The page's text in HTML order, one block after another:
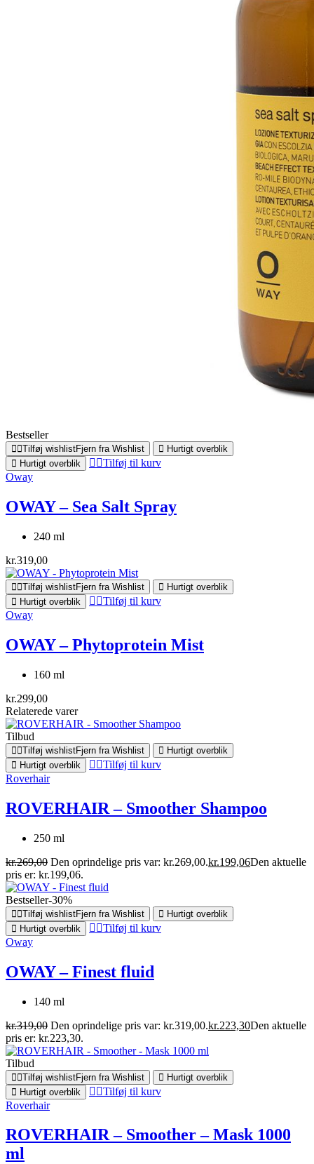
Bestseller
Tilføj wishlistFjern fra Wishlist
Hurtigt overblik
Hurtigt overblik
Tilføj til kurv
Oway
OWAY – Sea Salt Spray
240 ml
kr.319,00
Tilføj wishlistFjern fra Wishlist
Hurtigt overblik
Hurtigt overblik
Tilføj til kurv
Oway
OWAY – Phytoprotein Mist
160 ml
kr.299,00
Relaterede varer
Tilbud
Tilføj wishlistFjern fra Wishlist
Hurtigt overblik
Hurtigt overblik
Tilføj til kurv
Roverhair
ROVERHAIR – Smoother Shampoo
250 ml
kr.269,00 Den oprindelige pris var: kr.269,00.kr.199,06Den aktuelle
pris er: kr.199,06.
Bestseller-30%
Tilføj wishlistFjern fra Wishlist
Hurtigt overblik
Hurtigt overblik
Tilføj til kurv
Oway
OWAY – Finest fluid
140 ml
kr.319,00 Den oprindelige pris var: kr.319,00.kr.223,30Den aktuelle
pris er: kr.223,30.
Tilbud
Tilføj wishlistFjern fra Wishlist
Hurtigt overblik
Hurtigt overblik
Tilføj til kurv
Roverhair
ROVERHAIR – Smoother – Mask 1000
ml